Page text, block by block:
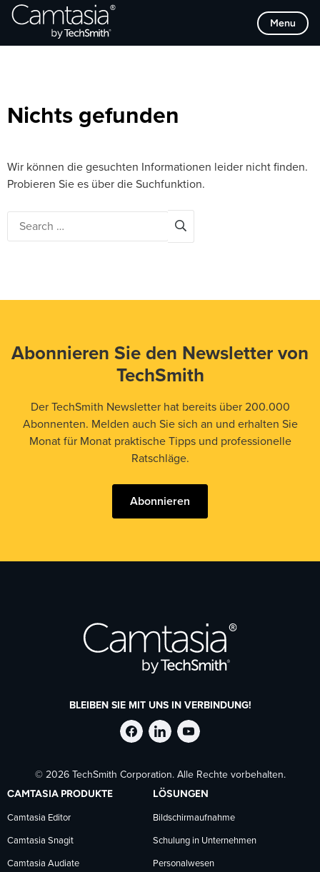
Direkt
zum
Menu
Browse Categories
Nichts gefunden
Wir können die gesuchten Informationen leider nicht finden.
Probieren Sie es über die Suchfunktion.
Abonnieren Sie den Newsletter von
TechSmith
Der TechSmith Newsletter hat bereits über 200.000
Abonnenten. Melden auch Sie sich an und erhalten Sie
Monat für Monat praktische Tipps und professionelle
Ratschläge.
Abonnieren
BLEIBEN SIE MIT UNS IN VERBINDUNG!
TechSmith
auf
Facebook
folgen
TechSmith
auf
LinkedIn
folgen
TechSmith
auf
YouTube
folgen
© 2026 TechSmith Corporation. Alle Rechte vorbehalten.
CAMTASIA PRODUKTE
Camtasia Editor
Camtasia Snagit
Camtasia Audiate
LÖSUNGEN
Bildschirmaufnahme
Schulung in Unternehmen
Personalwesen